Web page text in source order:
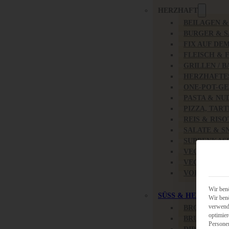
HERZHAFT
SALATE &
SÜSS & HERZHAFT
BRUNCH &
Wir
Wir